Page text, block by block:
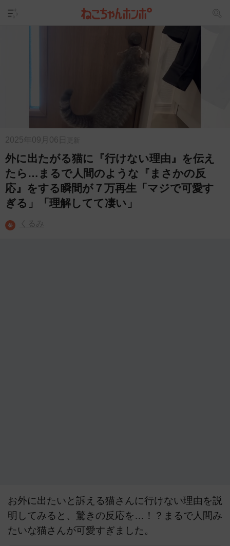
2025年09月06日 更新
外に出たがる猫に『行けない理由』を伝え
たら…まるで人間のような『まさかの反
応』をする瞬間が７万再生「マジで可愛す
ぎる」「理解してて凄い」
くるみ
お外に出たいと訴える猫さんに行けない理由を説
明してみると、驚きの反応を…！？まるで人間み
たいな猫さんが可愛すぎました。